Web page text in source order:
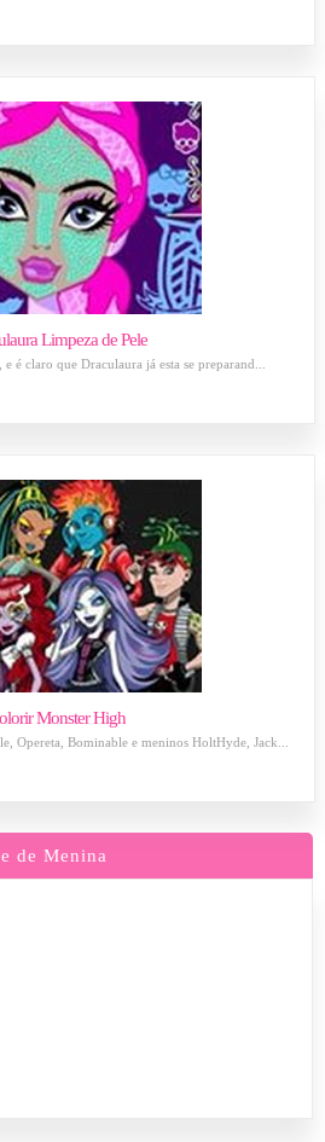
Limpeza de Pele
é claro que Draculaura já esta se preparand...
Monster High
Opereta, Bominable e meninos HoltHyde, Jack...
de Menina